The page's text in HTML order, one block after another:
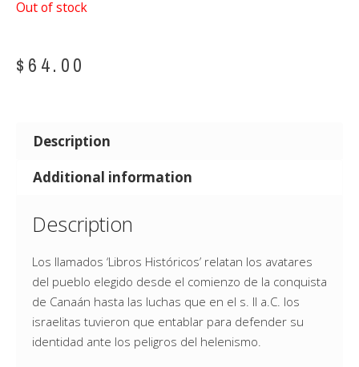
Out of stock
$ 64.00
Description
Additional information
Description
Los llamados ‘Libros Históricos’ relatan los avatares
del pueblo elegido desde el comienzo de la conquista
de Canaán hasta las luchas que en el s. II a.C. los
israelitas tuvieron que entablar para defender su
identidad ante los peligros del helenismo.